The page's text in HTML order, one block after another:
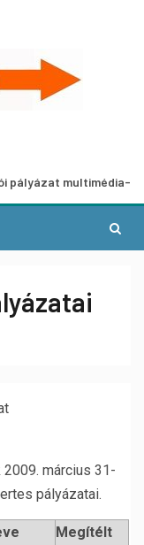
multimédia-
2009. március 31-
pályázatai.
Megítélt